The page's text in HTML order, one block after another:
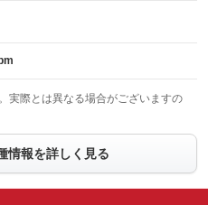
：装備なし
フロントカメラ
：装備なし
：装備なし
実際とは異なる場合がございますの
情報を詳しく見る